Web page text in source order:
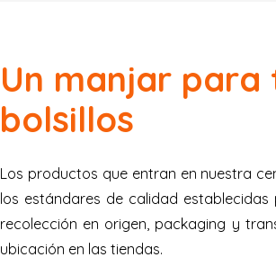
Un manjar para
bolsillos
Los productos que entran en nuestra
los estándares de calidad establecidas
recolección en origen, packaging y
ubicación en las tiendas.